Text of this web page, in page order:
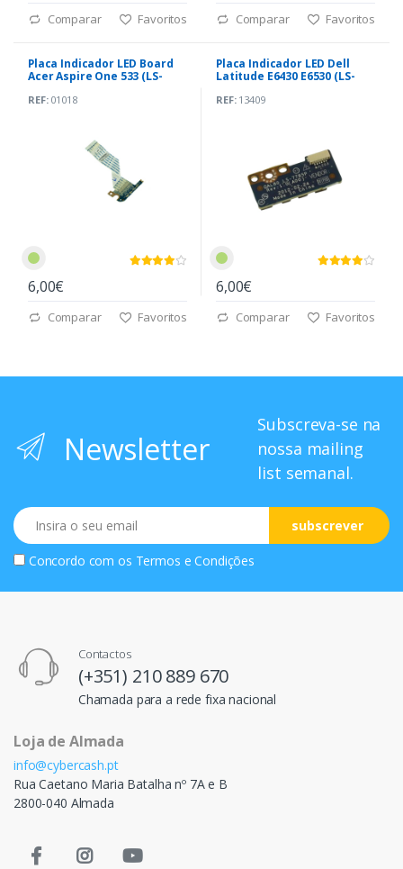
Comparar Favoritos Comparar Favoritos
Placa Indicador LED Board
Acer Aspire One 533 (LS-
REF:01018
6,00€
Comparar Favoritos
Placa Indicador LED Dell
Latitude E6430 E6530 (LS-
REF:13409
6,00€
Comparar Favoritos
Newsletter
Subscreva-se na
nossa mailing
list semanal.
Email
subscrever
Concordo com os Termos e Condições
Contactos
(+351) 210 889 670
Chamada para a rede fixa nacional
Loja de Almada
info@cybercash.pt
Rua Caetano Maria Batalha nº 7A e B
2800-040 Almada